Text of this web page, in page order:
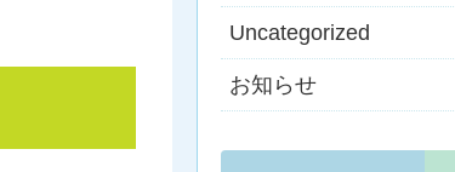
Uncategorized
お知らせ